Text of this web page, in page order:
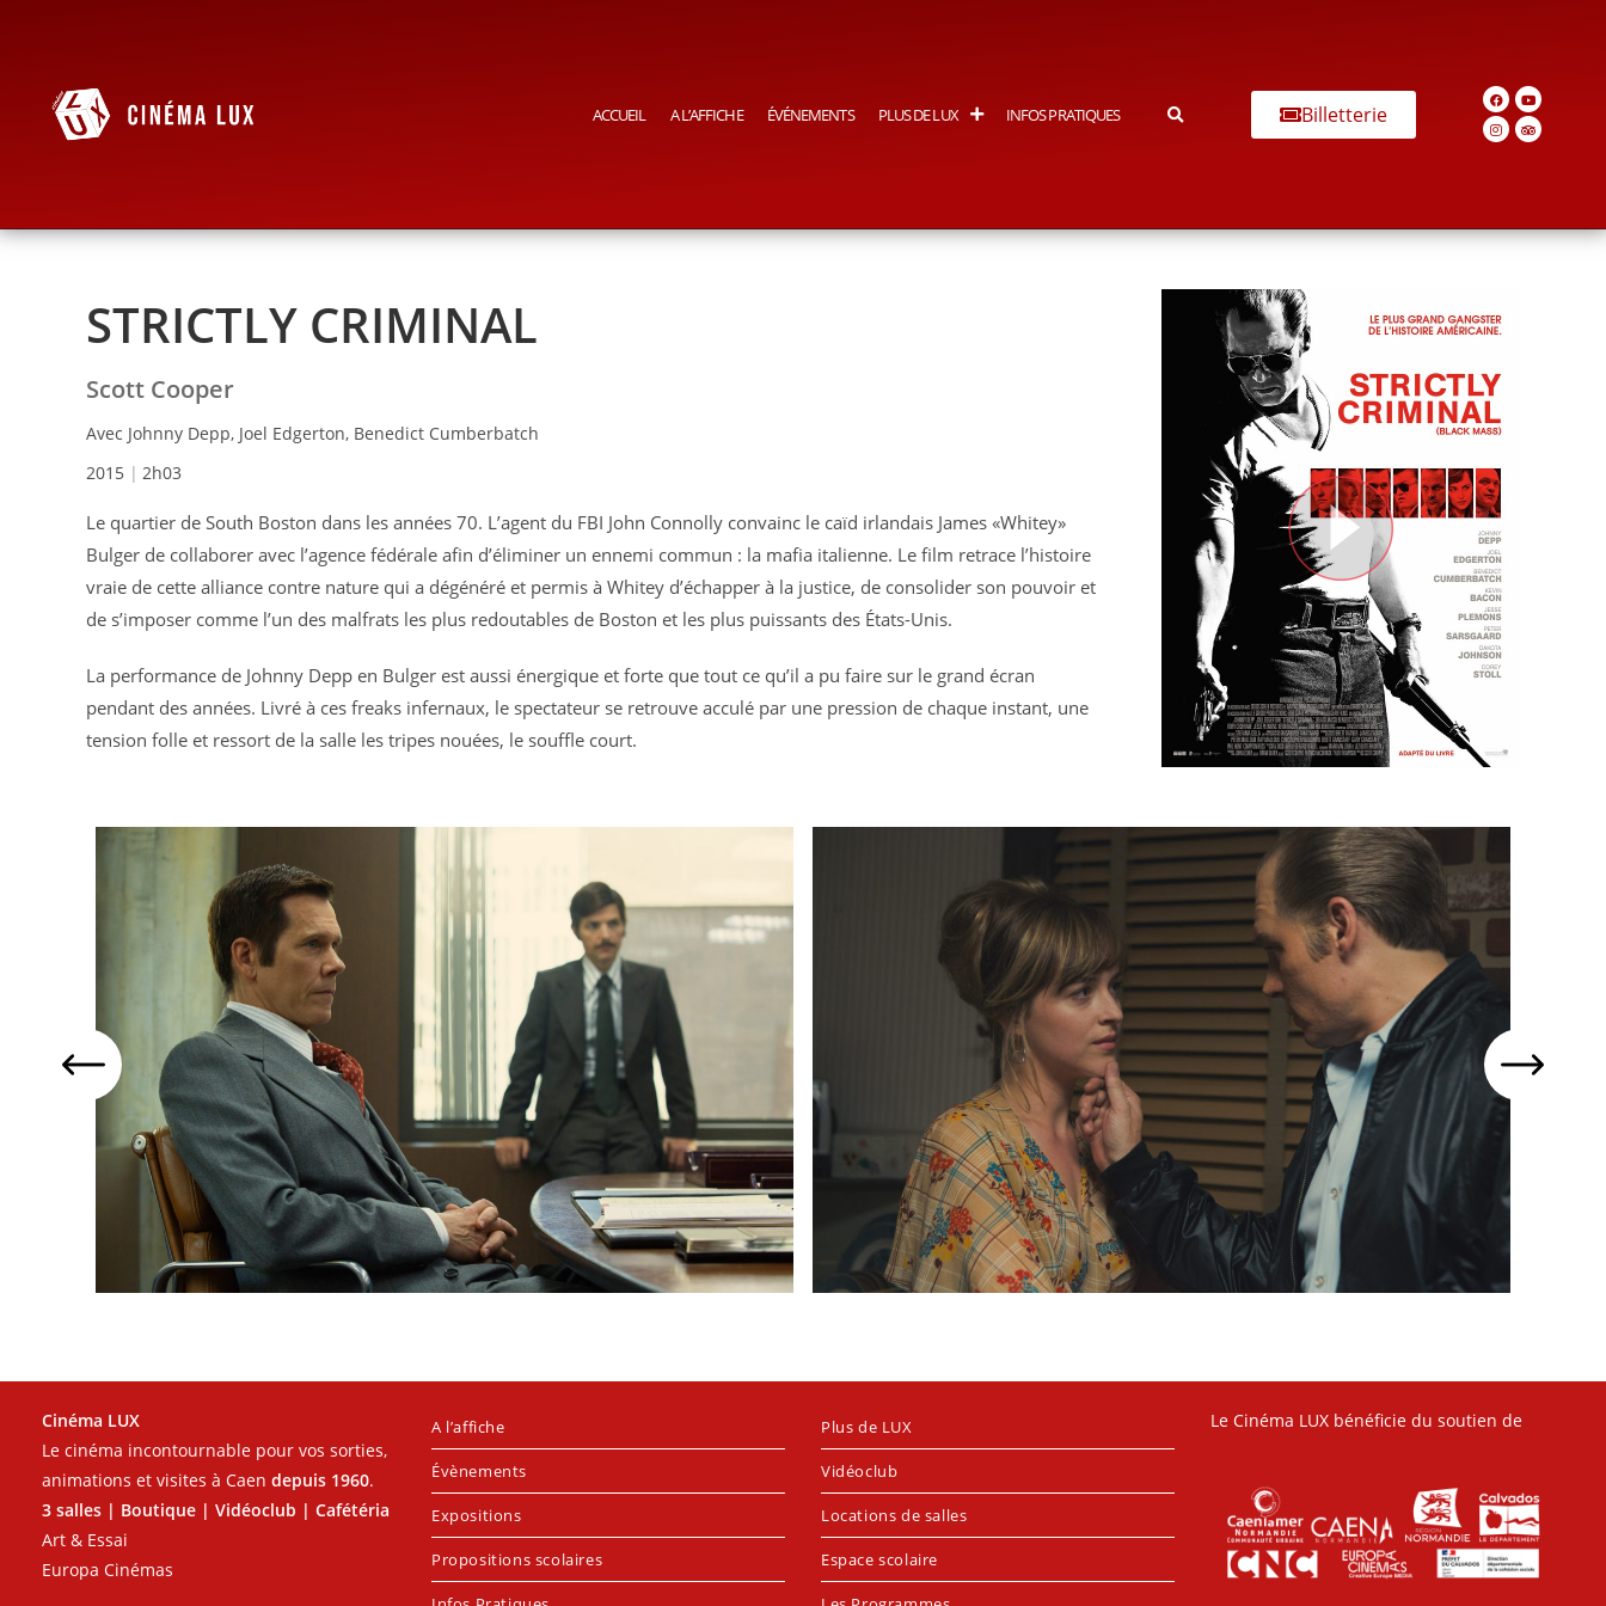
ACCUEIL A L’AFFICHE ÉVÉNEMENTS PLUS DE LUX INFOS PRATIQUES Billetterie
STRICTLY CRIMINAL
Scott Cooper
Avec Johnny Depp, Joel Edgerton, Benedict Cumberbatch
2015
2h03
Le quartier de South Boston dans les années 70. L’agent du FBI John Connolly convainc le caïd irlandais James «Whitey»
Bulger de collaborer avec l’agence fédérale afin d’éliminer un ennemi commun : la mafia italienne. Le film retrace l’histoire
vraie de cette alliance contre nature qui a dégénéré et permis à Whitey d’échapper à la justice, de consolider son pouvoir et
de s’imposer comme l’un des malfrats les plus redoutables de Boston et les plus puissants des États-Unis.
La performance de Johnny Depp en Bulger est aussi énergique et forte que tout ce qu’il a pu faire sur le grand écran
pendant des années. Livré à ces freaks infernaux, le spectateur se retrouve acculé par une pression de chaque instant, une
tension folle et ressort de la salle les tripes nouées, le souffle court.
Cinéma LUX
Le cinéma incontournable pour vos sorties,
animations et visites à Caen depuis 1960.
3 salles | Boutique | Vidéoclub | Cafétéria
Art & Essai
Europa Cinémas
A l’affiche
Évènements
Expositions
Propositions scolaires
Plus de LUX
Vidéoclub
Locations de salles
Espace scolaire
Le Cinéma LUX bénéficie du soutien de